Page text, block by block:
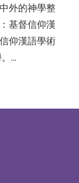
外的神學整
基督信仰漢
仰漢語學術
…